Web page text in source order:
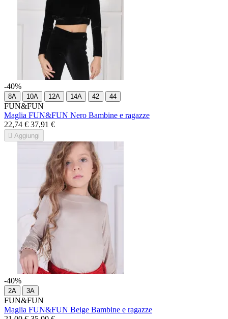
-40%
8A 10A 12A 14A 42 44
FUN&FUN
Maglia FUN&FUN Nero Bambine e ragazze
22,74 € 37,91 €
 Aggiungi
-40%
2A 3A
FUN&FUN
Maglia FUN&FUN Beige Bambine e ragazze